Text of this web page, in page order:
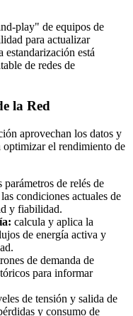
play" de equipos de
para actualizar
está
de redes de
la Red
aprovechan los datos y
optimizar el rendimiento de
parámetros de relés de
condiciones actuales de
y fiabilidad.
calcula y aplica la
de energía activa y
de demanda de
para informar
de tensión y salida de
y consumo de